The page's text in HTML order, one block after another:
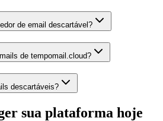
de email descartável?
de tempomail.cloud?
descartáveis?
sua plataforma hoje